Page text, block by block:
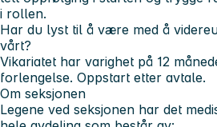
i rollen.
Har du lyst til å være med å
vårt?
Vikariatet har varighet på 12
forlengelse. Oppstart etter avtale.
Om seksjonen
Legene ved seksjonen har det